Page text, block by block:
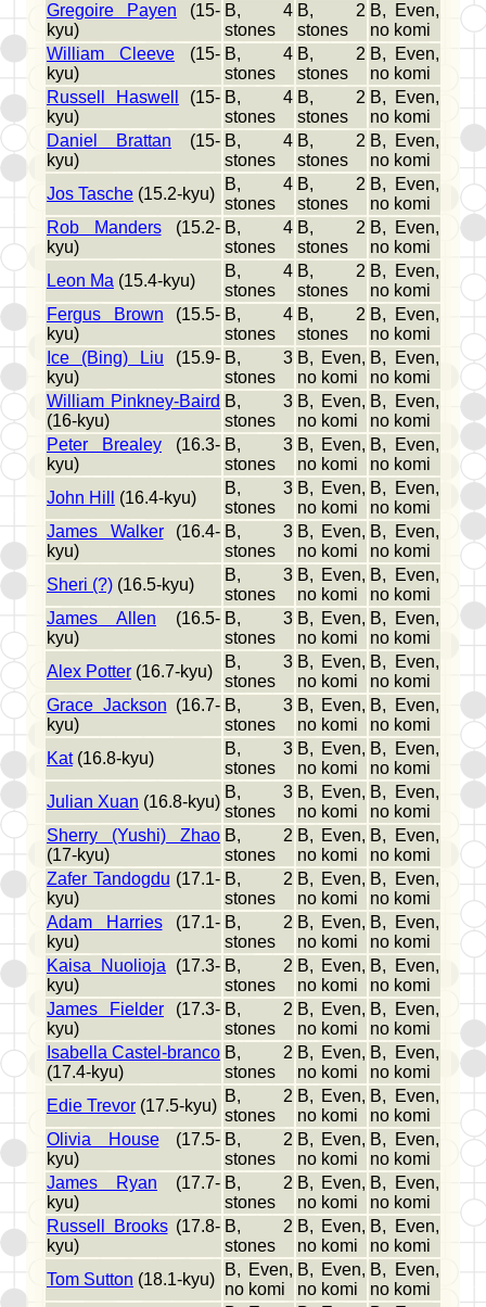
Gregoire Payen (15-
kyu)
B, 4
stones
B, 2
stones
B, Even,
no komi
William Cleeve (15-
kyu)
B, 4
stones
B, 2
stones
B, Even,
no komi
Russell Haswell
(15-
kyu)
B, 4
stones
B, 2
stones
B, Even,
no komi
Daniel Brattan (15-
kyu)
B, 4
stones
B, 2
stones
B, Even,
no komi
Jos Tasche (15.2-kyu)
B, 4
stones
B, 2
stones
B, Even,
no komi
Rob Manders(15.2-
kyu)
B, 4
stones
B, 2
stones
B, Even,
no komi
Leon Ma (15.4-kyu)
B, 4
stones
B, 2
stones
B, Even,
no komi
Fergus Brown (15.5-
kyu)
B, 4
stones
B, 2
stones
B, Even,
no komi
Ice (Bing) Liu (15.9-
kyu)
B, 3
stones
B, Even,
no komi
B, Even,
no komi
William Pinkney-Baird
(16-kyu)
B, 3
stones
B, Even,
no komi
B, Even,
no komi
Peter Brealey (16.3-
kyu)
B, 3
stones
B, Even,
no komi
B, Even,
no komi
John Hill
(16.4-kyu)
B, 3
stones
B, Even,
no komi
B, Even,
no komi
James Walker(16.4-
kyu)
B, 3
stones
B, Even,
no komi
B, Even,
no komi
Sheri (?) (16.5-kyu)
B, 3
stones
B, Even,
no komi
B, Even,
no komi
James Allen (16.5-
kyu)
B, 3
stones
B, Even,
no komi
B, Even,
no komi
Alex Potter (16.7-kyu)
B, 3
stones
B, Even,
no komi
B, Even,
no komi
Grace Jackson (16.7-
kyu)
B, 3
stones
B, Even,
no komi
B, Even,
no komi
Kat(16.8-kyu)
B, 3
stones
B, Even,
no komi
B, Even,
no komi
Julian Xuan (16.8-kyu)
B, 3
stones
B, Even,
no komi
B, Even,
no komi
Sherry (Yushi) Zhao
(17-kyu)
B, 2
stones
B, Even,
no komi
B, Even,
no komi
Zafer Tandogdu (17.1-
kyu)
B, 2
stones
B, Even,
no komi
B, Even,
no komi
Adam Harries(17.1-
kyu)
B, 2
stones
B, Even,
no komi
B, Even,
no komi
Kaisa Nuolioja (17.3-
kyu)
B, 2
stones
B, Even,
no komi
B, Even,
no komi
James Fielder (17.3-
kyu)
B, 2
stones
B, Even,
no komi
B, Even,
no komi
Isabella Castel-branco
(17.4-kyu)
B, 2
stones
B, Even,
no komi
B, Even,
no komi
Edie Trevor (17.5-kyu)
B, 2
stones
B, Even,
no komi
B, Even,
no komi
Olivia House(17.5-
kyu)
B, 2
stones
B, Even,
no komi
B, Even,
no komi
James Ryan (17.7-
kyu)
B, 2
stones
B, Even,
no komi
B, Even,
no komi
Russell Brooks(17.8-
kyu)
B, 2
stones
B, Even,
no komi
B, Even,
no komi
Tom Sutton (18.1-kyu)
B, Even,
no komi
B, Even,
no komi
B, Even,
no komi